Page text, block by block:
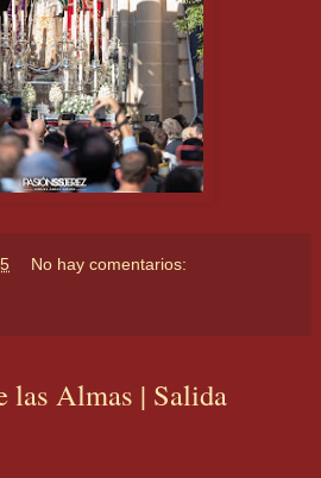
No hay comentarios:
las Almas | Salida